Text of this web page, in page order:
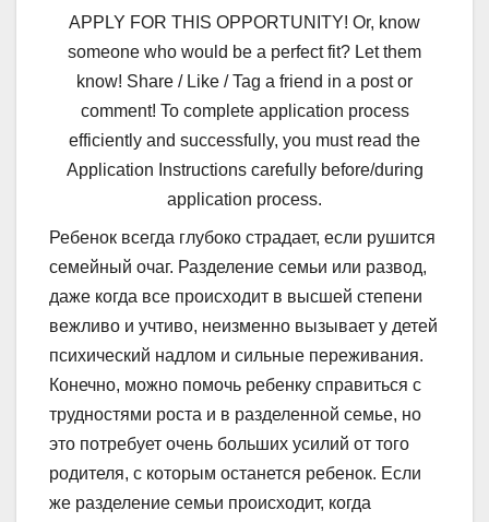
APPLY FOR THIS OPPORTUNITY! Or, know
someone who would be a perfect fit? Let them
know! Share / Like / Tag a friend in a post or
comment! To complete application process
efficiently and successfully, you must read the
Application Instructions carefully before/during
application process.
Ребенок всегда глубоко страдает, если рушится
семейный очаг. Разделение семьи или развод,
даже когда все происходит в высшей степени
вежливо и учтиво, неизменно вызывает у детей
психический надлом и сильные переживания.
Конечно, можно помочь ребенку справиться с
трудностями роста и в разделенной семье, но
это потребует очень больших усилий от того
родителя, с которым останется ребенок. Если
же разделение семьи происходит, когда